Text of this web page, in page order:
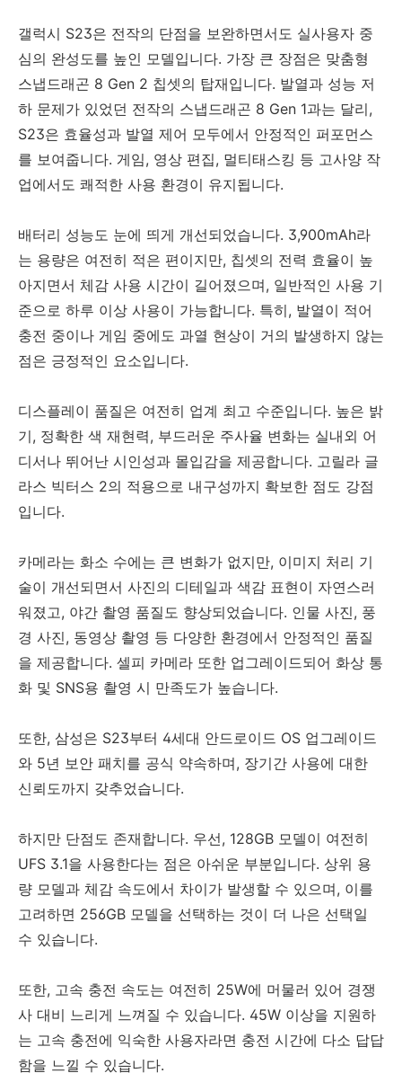
갤럭시 S23은 전작의 단점을 보완하면서도 실사용자 중
심의 완성도를 높인 모델입니다. 가장 큰 장점은 맞춤형
스냅드래곤 8 Gen 2 칩셋의 탑재입니다. 발열과 성능 저
하 문제가 있었던 전작의 스냅드래곤 8 Gen 1과는 달리,
S23은 효율성과 발열 제어 모두에서 안정적인 퍼포먼스
를 보여줍니다. 게임, 영상 편집, 멀티태스킹 등 고사양 작
업에서도 쾌적한 사용 환경이 유지됩니다.
배터리 성능도 눈에 띄게 개선되었습니다. 3,900mAh라
는 용량은 여전히 적은 편이지만, 칩셋의 전력 효율이 높
아지면서 체감 사용 시간이 길어졌으며, 일반적인 사용 기
준으로 하루 이상 사용이 가능합니다. 특히, 발열이 적어
충전 중이나 게임 중에도 과열 현상이 거의 발생하지 않는
점은 긍정적인 요소입니다.
디스플레이 품질은 여전히 업계 최고 수준입니다. 높은 밝
기, 정확한 색 재현력, 부드러운 주사율 변화는 실내외 어
디서나 뛰어난 시인성과 몰입감을 제공합니다. 고릴라 글
라스 빅터스 2의 적용으로 내구성까지 확보한 점도 강점
입니다.
카메라는 화소 수에는 큰 변화가 없지만, 이미지 처리 기
술이 개선되면서 사진의 디테일과 색감 표현이 자연스러
워졌고, 야간 촬영 품질도 향상되었습니다. 인물 사진, 풍
경 사진, 동영상 촬영 등 다양한 환경에서 안정적인 품질
을 제공합니다. 셀피 카메라 또한 업그레이드되어 화상 통
화 및 SNS용 촬영 시 만족도가 높습니다.
또한, 삼성은 S23부터 4세대 안드로이드 OS 업그레이드
와 5년 보안 패치를 공식 약속하며, 장기간 사용에 대한
신뢰도까지 갖추었습니다.
하지만 단점도 존재합니다. 우선, 128GB 모델이 여전히
UFS 3.1을 사용한다는 점은 아쉬운 부분입니다. 상위 용
량 모델과 체감 속도에서 차이가 발생할 수 있으며, 이를
고려하면 256GB 모델을 선택하는 것이 더 나은 선택일
수 있습니다.
또한, 고속 충전 속도는 여전히 25W에 머물러 있어 경쟁
사 대비 느리게 느껴질 수 있습니다. 45W 이상을 지원하
는 고속 충전에 익숙한 사용자라면 충전 시간에 다소 답답
함을 느낄 수 있습니다.